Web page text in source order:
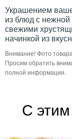
Украшением
из блюд с
свежими
начинкой из
Внимание! Фото
Просим обратить
полной информации.
С